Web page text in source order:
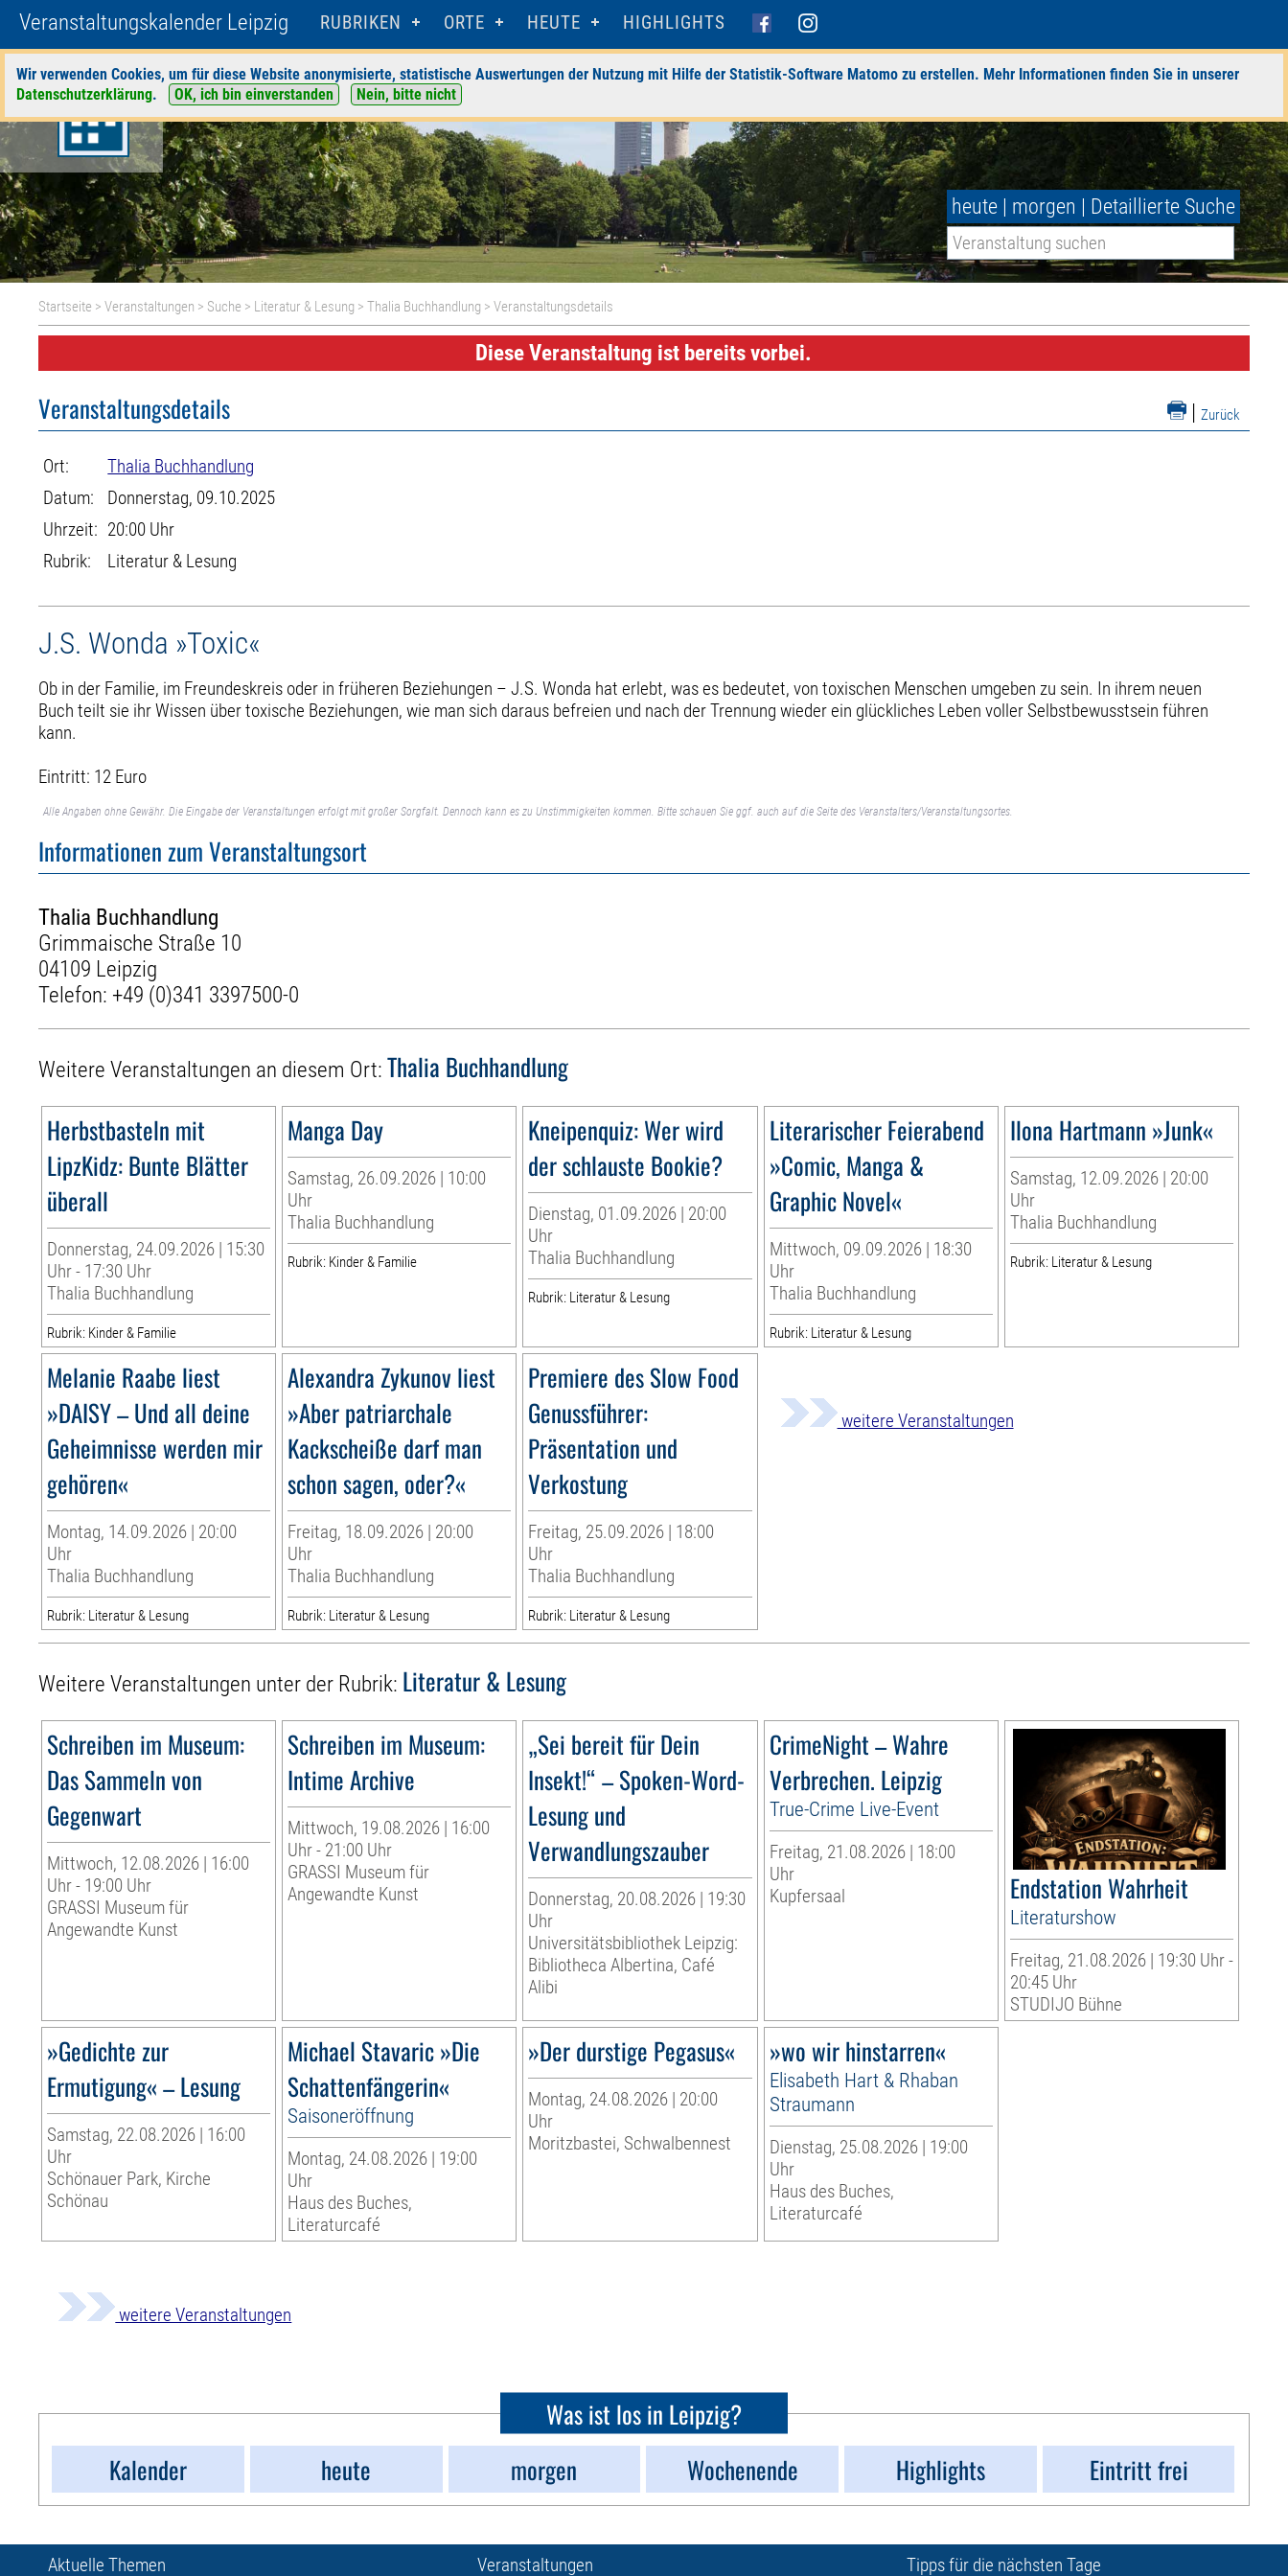
Veranstaltungskalender Leipzig RUBRIKEN ORTE HEUTE HIGHLIGHTS
Wir verwenden Cookies, um für diese Website anonymisierte, statistische Auswertungen der Nutzung mit Hilfe der Statistik-Software Matomo zu erstellen. Mehr Informationen finden Sie in unserer
Datenschutzerklärung. OK, ich bin einverstanden Nein, bitte nicht
heute | morgen | Detaillierte Suche
Startseite >Veranstaltungen > Suche > Literatur & Lesung >Thalia Buchhandlung > Veranstaltungsdetails
Diese Veranstaltung ist bereits vorbei.
| Zurück
Veranstaltungsdetails
Ort:
Thalia Buchhandlung
Datum:
Donnerstag, 09.10.2025
Uhrzeit: 20:00 Uhr
Rubrik:
Literatur & Lesung
J.S. Wonda »Toxic«
Ob in der Familie, im Freundeskreis oder in früheren Beziehungen – J.S. Wonda hat erlebt, was es bedeutet, von toxischen Menschen umgeben zu sein. In ihrem neuen
Buch teilt sie ihr Wissen über toxische Beziehungen, wie man sich daraus befreien und nach der Trennung wieder ein glückliches Leben voller Selbstbewusstsein führen
kann.
Eintritt: 12 Euro
Alle Angaben ohne Gewähr. Die Eingabe der Veranstaltungen erfolgt mit großer Sorgfalt. Dennoch kann es zu Unstimmigkeiten kommen. Bitte schauen Sie ggf. auch auf die Seite des Veranstalters/Veranstaltungsortes.
Informationen zum Veranstaltungsort
Thalia Buchhandlung
Grimmaische Straße 10
04109 Leipzig
Telefon: +49 (0)341 3397500-0
Weitere Veranstaltungen an diesem Ort: Thalia Buchhandlung
Herbstbasteln mit
LipzKidz: Bunte Blätter
überall
Donnerstag, 24.09.2026 | 15:30
Uhr - 17:30 Uhr
Thalia Buchhandlung
Rubrik: Kinder & Familie
Manga Day
Samstag, 26.09.2026 | 10:00
Uhr
Thalia Buchhandlung
Rubrik: Kinder & Familie
Kneipenquiz: Wer wird
der schlauste Bookie?
Dienstag, 01.09.2026 | 20:00
Uhr
Thalia Buchhandlung
Rubrik: Literatur & Lesung
Literarischer Feierabend
»Comic, Manga &
Graphic Novel«
Mittwoch, 09.09.2026 | 18:30
Uhr
Thalia Buchhandlung
Rubrik: Literatur & Lesung
Ilona Hartmann »Junk«
Samstag, 12.09.2026 | 20:00
Uhr
Thalia Buchhandlung
Rubrik: Literatur & Lesung
Melanie Raabe liest
»DAISY – Und all deine
Geheimnisse werden mir
gehören«
Montag, 14.09.2026 | 20:00
Uhr
Thalia Buchhandlung
Rubrik: Literatur & Lesung
Alexandra Zykunov liest
»Aber patriarchale
Kackscheiße darf man
schon sagen, oder?«
Freitag, 18.09.2026 | 20:00
Uhr
Thalia Buchhandlung
Rubrik: Literatur & Lesung
Premiere des Slow Food
Genussführer:
Präsentation und
Verkostung
Freitag, 25.09.2026 | 18:00
Uhr
Thalia Buchhandlung
Rubrik: Literatur & Lesung
weitere Veranstaltungen
Weitere Veranstaltungen unter der Rubrik: Literatur & Lesung
Schreiben im Museum:
Das Sammeln von
Gegenwart
Mittwoch, 12.08.2026 | 16:00
Uhr - 19:00 Uhr
GRASSI Museum für
Angewandte Kunst
Schreiben im Museum:
Intime Archive
Mittwoch, 19.08.2026 | 16:00
Uhr - 21:00 Uhr
GRASSI Museum für
Angewandte Kunst
„Sei bereit für Dein
Insekt!“ – Spoken-Word-
Lesung und
Verwandlungszauber
Donnerstag, 20.08.2026 | 19:30
Uhr
Universitätsbibliothek Leipzig:
Bibliotheca Albertina, Café
Alibi
CrimeNight – Wahre
Verbrechen. Leipzig
True-Crime Live-Event
Freitag, 21.08.2026 | 18:00
Uhr
Kupfersaal
Endstation Wahrheit
Literaturshow
Freitag, 21.08.2026 | 19:30 Uhr -
20:45 Uhr
STUDIJO Bühne
»Gedichte zur
Ermutigung« – Lesung
Samstag, 22.08.2026 | 16:00
Uhr
Schönauer Park, Kirche
Schönau
Michael Stavaric »Die
Schattenfängerin«
Saisoneröffnung
Montag, 24.08.2026 | 19:00
Uhr
Haus des Buches,
Literaturcafé
»Der durstige Pegasus«
Montag, 24.08.2026 | 20:00
Uhr
Moritzbastei, Schwalbennest
»wo wir hinstarren«
Elisabeth Hart & Rhaban
Straumann
Dienstag, 25.08.2026 | 19:00
Uhr
Haus des Buches,
Literaturcafé
weitere Veranstaltungen
Was ist los in Leipzig?
Kalender
heute morgen Wochenende Highlights Eintritt frei
Aktuelle Themen Veranstaltungen Tipps für die nächsten Tage